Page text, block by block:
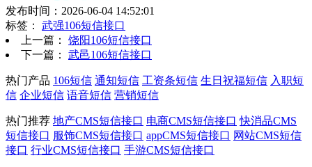
发布时间：2026-06-04 14:52:01
标签： 武强106短信接口
上一篇： 饶阳106短信接口
下一篇： 武邑106短信接口
热门产品 106短信 通知短信 工资条短信 生日祝福短信 入职短
信 企业短信 语音短信 营销短信
热门推荐 地产CMS短信接口 电商CMS短信接口 快消品CMS
短信接口 服饰CMS短信接口 appCMS短信接口 网站CMS短信
接口 行业CMS短信接口 手游CMS短信接口